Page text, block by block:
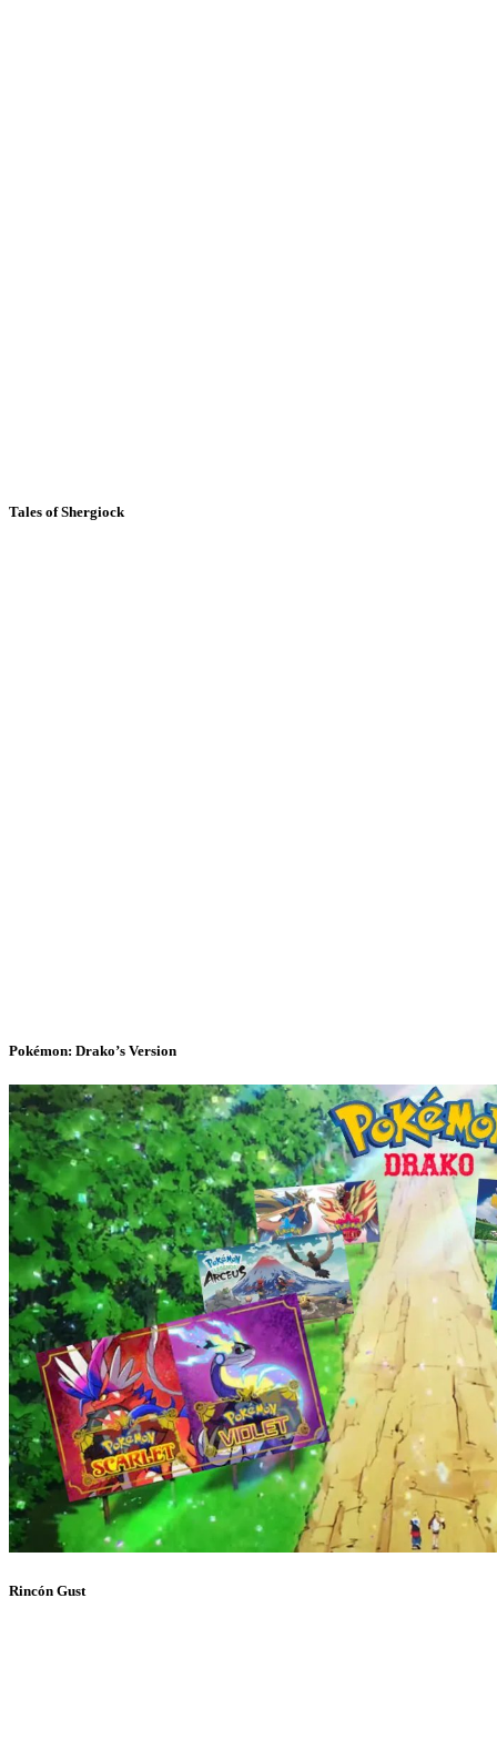
Tales of Shergiock
Pokémon: Drako’s Version
Rincón Gust